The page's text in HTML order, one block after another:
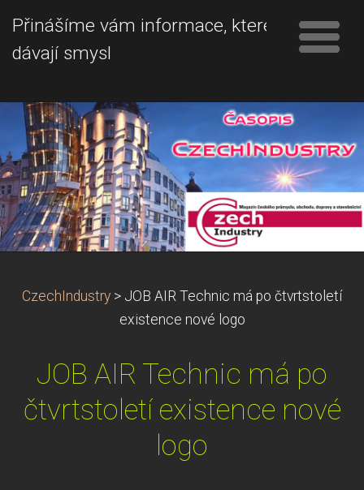
Přinášíme vám informace, které
dávají smysl
CzechIndustry > JOB AIR Technic má po čtvrtstoletí
existence nové logo
JOB AIR Technic má po
čtvrtstoletí existence nové
logo